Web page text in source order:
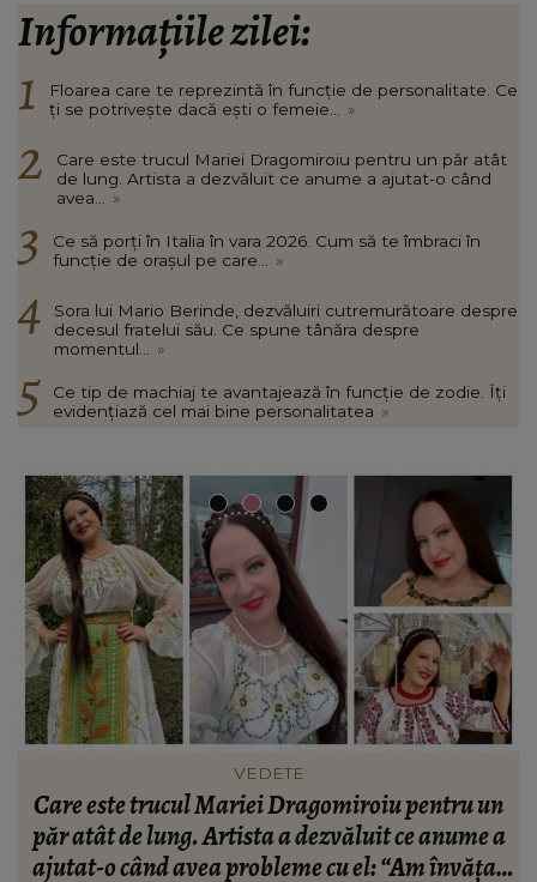
Informațiile zilei:
Floarea care te reprezintă în funcție de personalitate. Ce
ți se potrivește dacă ești o femeie...
»
Care este trucul Mariei Dragomiroiu pentru un păr atât
de lung. Artista a dezvăluit ce anume a ajutat-o când
avea...
»
Ce să porți în Italia în vara 2026. Cum să te îmbraci în
funcție de orașul pe care...
»
Sora lui Mario Berinde, dezvăluiri cutremurătoare despre
decesul fratelui său. Ce spune tânăra despre
momentul...
»
Ce tip de machiaj te avantajează în funcție de zodie. Îți
evidențiază cel mai bine personalitatea »
FASHION
Ce să porți în Italia în vara 2026. Cum să te
îmbraci în funcție de orașul pe care îl vizitezi